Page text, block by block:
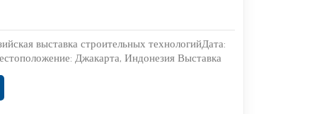
выставка строительных технологийДата:
Джакарта, Индонезия Выставка
показываем нашу последнюю продукцию -
проявляют больш...